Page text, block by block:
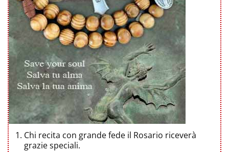
Chi recita con grande fede il Rosario riceverà
grazie speciali.